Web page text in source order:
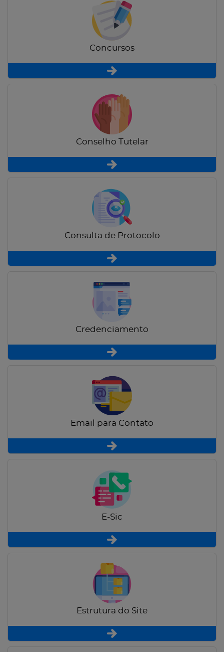
Concursos
Conselho Tutelar
Consulta de Protocolo
Credenciamento
Email para Contato
E-Sic
Estrutura do Site